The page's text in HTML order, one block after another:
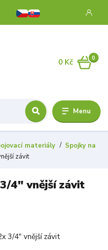
Menu
0
0 Kč
materiály
Spojky na
závit
4" vnější závit